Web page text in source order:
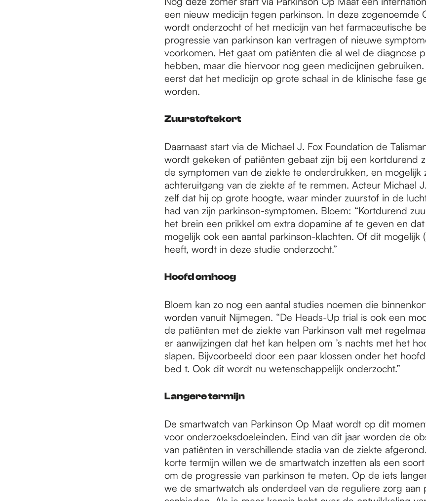
een nieuw medicijn tegen parkinson. In deze zogenoemde
wordt onderzocht of het medicijn van het farmaceutische
progressie van parkinson kan vertragen of nieuwe
voorkomen. Het gaat om patiënten die al wel de diagnose
hebben, maar die hiervoor nog geen medicijnen
eerst dat het medicijn op grote schaal in de klinische fase
worden.
Zuurstoftekort
Daarnaast start via de Michael J. Fox Foundation de
wordt gekeken of patiënten gebaat zijn bij een kortdurend
de symptomen van de ziekte te onderdrukken, en mogelijk
achteruitgang van de ziekte af te remmen. Acteur Michael
zelf dat hij op grote hoogte, waar minder zuurstof in de
had van zijn parkinson-symptomen. Bloem: “Kortdurend
het brein een prikkel om extra dopamine af te geven en
mogelijk ook een aantal parkinson-klachten. Of dit mogelijk
heeft, wordt in deze studie onderzocht.”
Hoofd omhoog
Bloem kan zo nog een aantal studies noemen die
worden vanuit Nijmegen. “De Heads-Up trial is ook een
de patiënten met de ziekte van Parkinson valt met
er aanwijzingen dat het kan helpen om ’s nachts met het
slapen. Bijvoorbeeld door een paar klossen onder het
bed t. Ook dit wordt nu wetenschappelijk onderzocht.”
Langere termijn
De smartwatch van Parkinson Op Maat wordt op dit
voor onderzoeksdoeleinden. Eind van dit jaar worden de
van patiënten in verschillende stadia van de ziekte
korte termijn willen we de smartwatch inzetten als een
om de progressie van parkinson te meten. Op de iets
we de smartwatch als onderdeel van de reguliere zorg aan